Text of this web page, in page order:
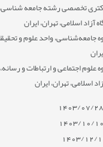
تخصصی رشته جامعه شناسی،
اسلامی، تهران، ایران
جامعه‌شناسی، واحد علوم و
اجتماعی و ارتباطات و
اسلامی، تهران، ایران